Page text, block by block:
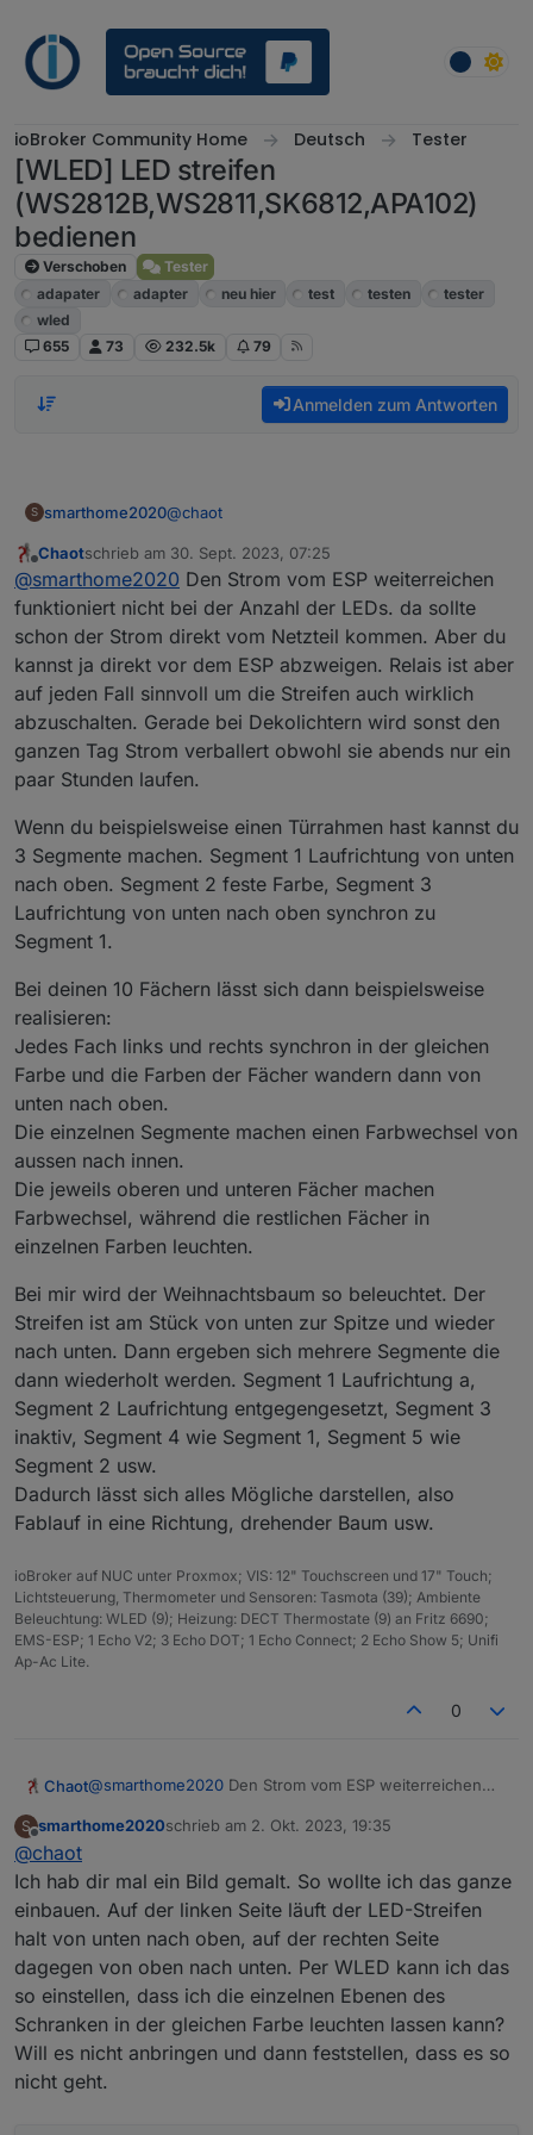
ioBroker Community Home Deutsch Tester
[WLED] LED streifen
(WS2812B,WS2811,SK6812,APA102)
bedienen
Verschoben
Tester
adapater
adapter neu hier test testen
tester
wled
655
73 232.5k 79
Anmelden zum Antworten
S smarthome2020@chaot
Vielen Dank für deine Antwort . Wenn ich die
LEDs in Serie um den Türrahmen lege, dann
ist zB die Laufrichtung links von unten nach
oben und rechts von oben nach unten. Kann
man das mit WLED so einrichten , das
Segment 1 (unten links) zusammen mit
Segment 10 (unten rechts und inverse
Laufrichtung) ein einheitliches Lichtmuster
Ich wollte gerne das Netzteil nur am ESP
anklemmen und vom ESP dann den Strom an
extra Kabel verlegen) .
Offline
Chaotschrieb am 30. Sept. 2023, 07:25
zuletzt editiert von
@smarthome2020 Den Strom vom ESP weiterreichen
funktioniert nicht bei der Anzahl der LEDs. da sollte
schon der Strom direkt vom Netzteil kommen. Aber du
kannst ja direkt vor dem ESP abzweigen. Relais ist aber
auf jeden Fall sinnvoll um die Streifen auch wirklich
abzuschalten. Gerade bei Dekolichtern wird sonst den
ganzen Tag Strom verballert obwohl sie abends nur ein
paar Stunden laufen.
Wenn du beispielsweise einen Türrahmen hast kannst du
3 Segmente machen. Segment 1 Laufrichtung von unten
nach oben. Segment 2 feste Farbe, Segment 3
Laufrichtung von unten nach oben synchron zu
Segment 1.
Bei deinen 10 Fächern lässt sich dann beispielsweise
realisieren:
Jedes Fach links und rechts synchron in der gleichen
Farbe und die Farben der Fächer wandern dann von
unten nach oben.
Die einzelnen Segmente machen einen Farbwechsel von
aussen nach innen.
Die jeweils oberen und unteren Fächer machen
Farbwechsel, während die restlichen Fächer in
einzelnen Farben leuchten.
Bei mir wird der Weihnachtsbaum so beleuchtet. Der
Streifen ist am Stück von unten zur Spitze und wieder
nach unten. Dann ergeben sich mehrere Segmente die
dann wiederholt werden. Segment 1 Laufrichtung a,
Segment 2 Laufrichtung entgegengesetzt, Segment 3
inaktiv, Segment 4 wie Segment 1, Segment 5 wie
Segment 2 usw.
Dadurch lässt sich alles Mögliche darstellen, also
Fablauf in eine Richtung, drehender Baum usw.
ioBroker auf NUC unter Proxmox; VIS: 12" Touchscreen und 17" Touch;
Lichtsteuerung, Thermometer und Sensoren: Tasmota (39); Ambiente
Beleuchtung: WLED (9); Heizung: DECT Thermostate (9) an Fritz 6690;
EMS-ESP; 1 Echo V2; 3 Echo DOT; 1 Echo Connect; 2 Echo Show 5; Unifi
Ap-Ac Lite.
0
Chaot@smarthome2020 Den Strom vom ESP weiterreichen
schon der Strom direkt vom Netzteil kommen. Aber du
auf jeden Fall sinnvoll um die Streifen auch wirklich
abzuschalten. Gerade bei Dekolichtern wird sonst den
ganzen Tag Strom verballert obwohl sie abends nur ein
paar Stunden laufen.
Wenn du beispielsweise einen Türrahmen hast kannst
unten nach oben. Segment 2 feste Farbe, Segment 3
Laufrichtung von unten nach oben synchron zu
Segment 1.
Bei deinen 10 Fächern lässt sich dann beispielsweise
realisieren:
Jedes Fach links und rechts synchron in der gleichen
Farbe und die Farben der Fächer wandern dann von
unten nach oben.
Die einzelnen Segmente machen einen Farbwechsel
von aussen nach innen.
Die jeweils oberen und unteren Fächer machen
Farbwechsel, während die restlichen Fächer in
einzelnen Farben leuchten.
Bei mir wird der Weihnachtsbaum so beleuchtet. Der
Streifen ist am Stück von unten zur Spitze und wieder
nach unten. Dann ergeben sich mehrere Segmente die
dann wiederholt werden. Segment 1 Laufrichtung a,
Segment 2 Laufrichtung entgegengesetzt, Segment 3
inaktiv, Segment 4 wie Segment 1, Segment 5 wie
Segment 2 usw.
Dadurch lässt sich alles Mögliche darstellen, also
S
Offline
smarthome2020schrieb am 2. Okt. 2023, 19:35
zuletzt editiert von
@chaot
Ich hab dir mal ein Bild gemalt. So wollte ich das ganze
einbauen. Auf der linken Seite läuft der LED-Streifen
halt von unten nach oben, auf der rechten Seite
dagegen von oben nach unten. Per WLED kann ich das
so einstellen, dass ich die einzelnen Ebenen des
Schranken in der gleichen Farbe leuchten lassen kann?
Will es nicht anbringen und dann feststellen, dass es so
nicht geht.